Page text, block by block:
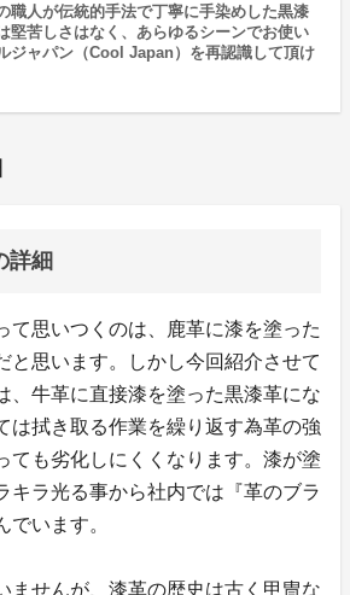
職人が伝統的手法で丁寧に手染めした黒漆
堅苦しさはなく、あらゆるシーンでお使い
ジャパン（Cool Japan）を再認識して頂け
詳細
て思いつくのは、鹿革に漆を塗った
と思います。しかし今回紹介させて
、牛革に直接漆を塗った黒漆革にな
は拭き取る作業を繰り返す為革の強
ても劣化しにくくなります。漆が塗
キラ光る事から社内では『革のブラ
でいます。
せんが、漆革の歴史は古く甲冑な